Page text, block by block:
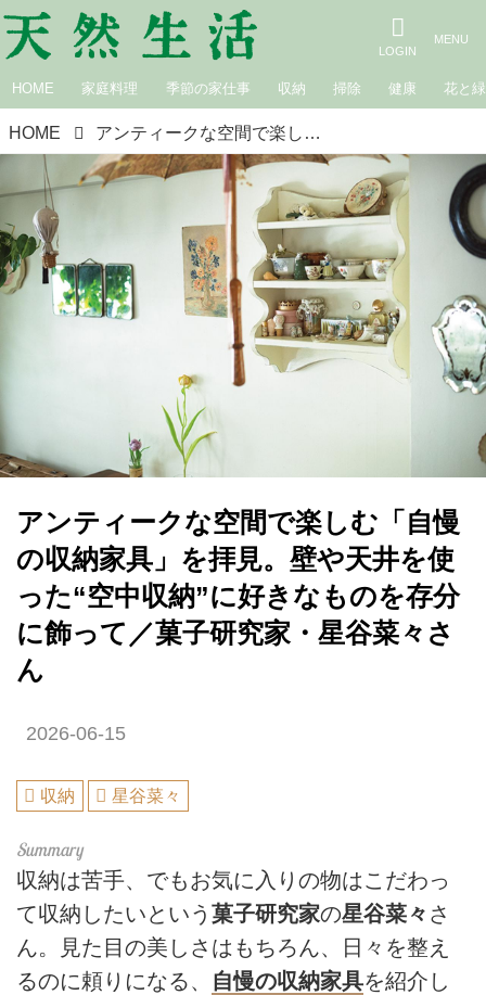
HOME 家庭料理 季節の家仕事 収納 掃除 健康 花と緑
HOME アンティークな空間で楽しむ「自慢の収納家具」を拝見。壁や天井を使った“空中収納”に好きなものを存分に飾って／菓子研究家・星谷菜々さん
アンティークな空間で楽しむ「自慢
の収納家具」を拝見。壁や天井を使
った“空中収納”に好きなものを存分
に飾って／菓子研究家・星谷菜々さ
ん
2026-06-15
収納 星谷菜々
収納は苦手、でもお気に入りの物はこだわっ
て収納したいという 菓子研究家の星谷菜々 さ
ん。見た目の美しさはもちろん、日々を整え
るのに頼りになる、 自慢の収納家具を紹介し